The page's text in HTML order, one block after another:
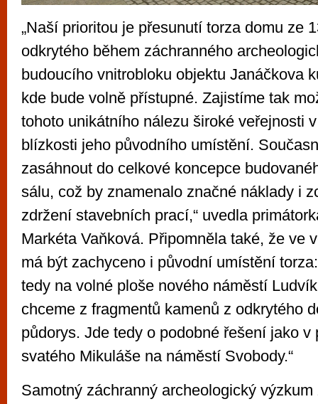
„Naší prioritou je přesunutí torza domu ze
odkrytého během záchranného
budoucího vnitrobloku objektu Janáčkova
kde bude volně přístupné. Zajistíme tak
tohoto unikátního nálezu široké veřejnosti
blízkosti jeho původního umístění.
zasáhnout do celkové koncepce
sálu, což by znamenalo značné náklady i
zdržení stavebních prací,“ uvedla
Markéta Vaňková. Připomněla také, že ve
má být zachyceno i původní umístění
tedy na volné ploše nového náměstí
chceme z fragmentů kamenů z odkrytého
půdorys. Jde tedy o podobné řešení jako v
svatého Mikuláše na náměstí Svobody.“
Samotný záchranný archeologický